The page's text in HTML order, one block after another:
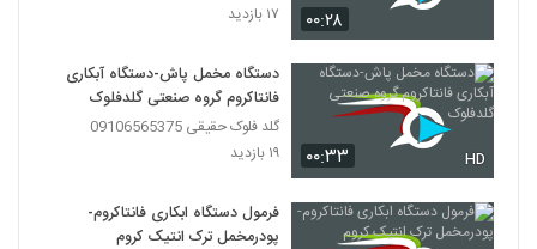
۰۰:۲۸
۱۷ بازدید
۰۰:۳۳ HD
دستگاه مخمل پاش-دستگاه آبکاری
فانتاکروم گروه صنعتی گلدفلوک
گلد فلوک حقیقی 09106565375
۱۹ بازدید
فرمول دستگاه ابکاری فانتاکروم-
پودرمخمل ترک انتیک کروم